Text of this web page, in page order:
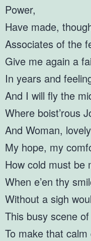
Power,
Have made,
Associates of the
Give me again a
In years and
And I will fly the
Where boist’rous
And Woman,
My hope, my
How cold must be
When e’en thy
Without a sigh
This busy scene
To make that